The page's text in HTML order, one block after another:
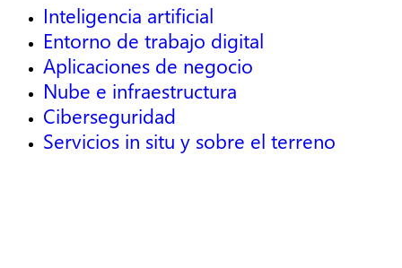
Inteligencia artificial
Entorno de trabajo digital
Aplicaciones de negocio
Nube e infraestructura
Ciberseguridad
Servicios in situ y sobre el terreno